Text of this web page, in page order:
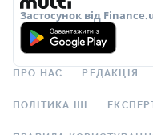
Застосунок від
ПРО НАС РЕДАКЦІЯ
ПОЛІТИКА ШІ